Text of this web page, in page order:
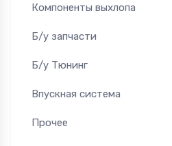
Компоненты выхлопа
Б/у запчасти
Б/у Тюнинг
Впускная система
Прочее